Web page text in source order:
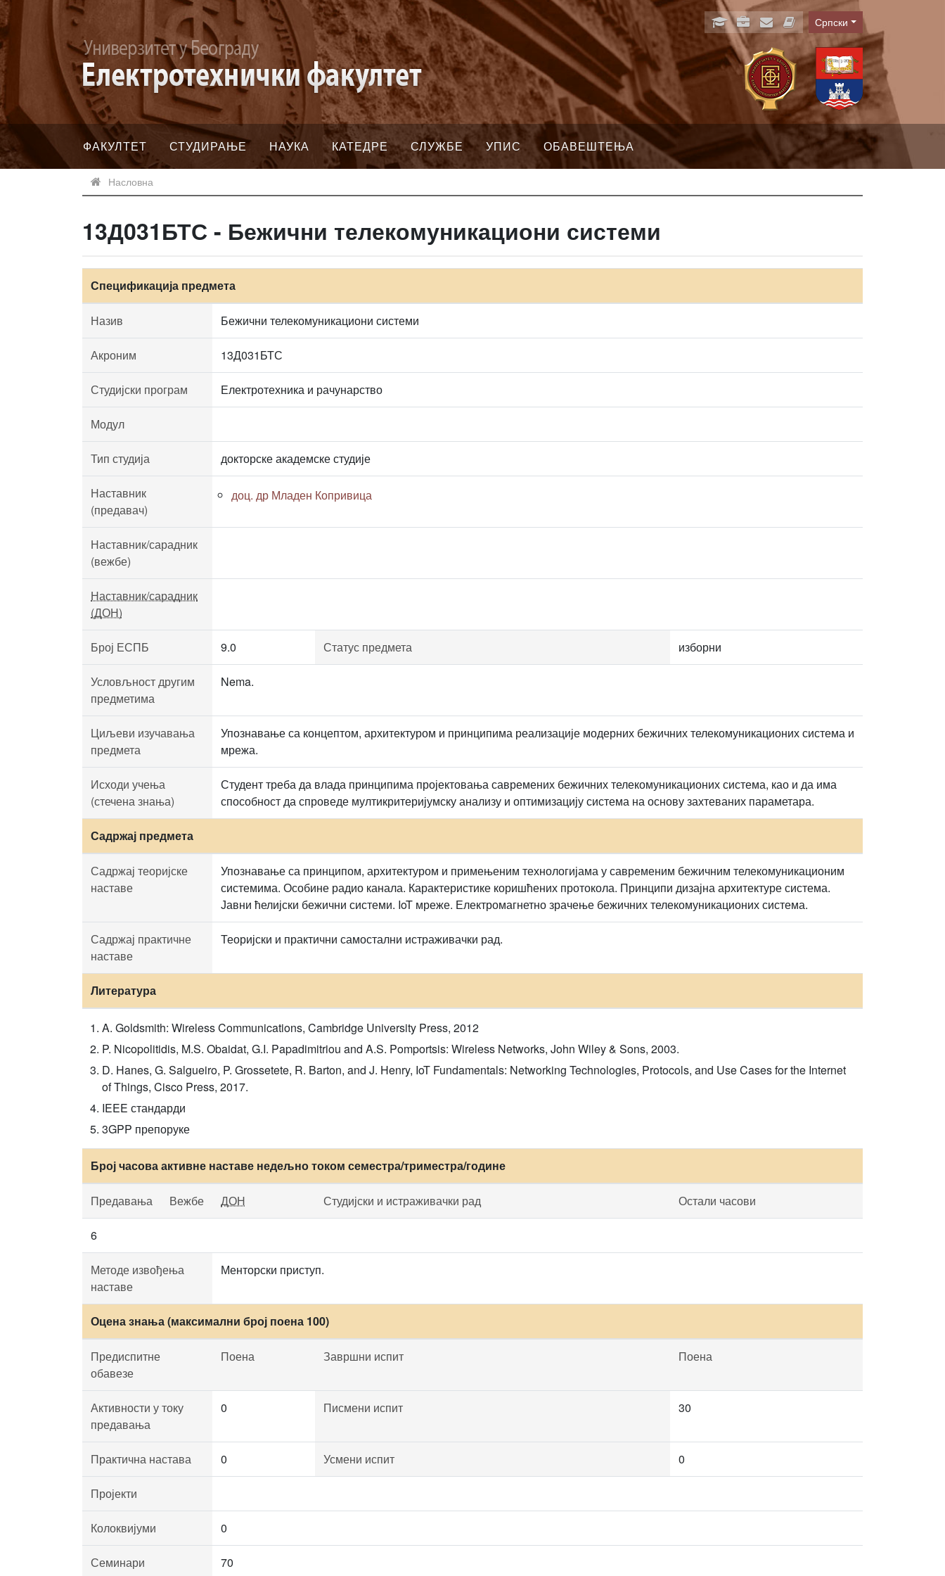
Language
Српски
ФАКУЛТЕТ СТУДИРАЊЕ НАУКА КАТЕДРЕ СЛУЖБЕ УПИС ОБАВЕШТЕЊА
Насловна
13Д031БТС - Бежични телекомуникациони системи
Спецификација предмета
Назив Бежични телекомуникациони системи
Акроним 13Д031БТС
Студијски програм Електротехника и рачунарство
Модул
Тип студија докторске академске студије
Наставник
(предавач)
доц. др Младен Копривица
Наставник/сарадник
(вежбе)
Наставник/сарадник
(ДОН)
Број ЕСПБ 9.0 Статус предмета изборни
Условљност другим
предметима
Nema.
Циљеви изучавања
предмета
Упознавање са концептом, архитектуром и принципима реализације модерних бежичних телекомуникационих система и
мрежа.
Исходи учења
(стечена знања)
Студент треба да влада принципима пројектовања савремених бежичних телекомуникационих система, као и да има
способност да спроведе мултикритеријумску анализу и оптимизацију система на основу захтеваних параметара.
Садржај предмета
Садржај теоријске
наставе
Упознавање са принципом, архитектуром и примењеним технологијама у савременим бежичним телекомуникационим
системима. Особине радио канала. Карактеристике коришћених протокола. Принципи дизајна архитектуре система.
Јавни ћелијски бежични системи. IoT мреже. Електромагнетно зрачење бежичних телекомуникационих система.
Садржај практичне
наставе
Теоријски и практични самостални истраживачки рад.
Литература
A. Goldsmith: Wireless Communications, Cambridge University Press, 2012
P. Nicopolitidis, M.S. Obaidat, G.I. Papadimitriou and A.S. Pomportsis: Wireless Networks, John Wiley & Sons, 2003.
D. Hanes, G. Salgueiro, P. Grossetete, R. Barton, and J. Henry, IoT Fundamentals: Networking Technologies, Protocols, and Use Cases for the Internet
of Things, Cisco Press, 2017.
IEEE стандарди
3GPP препоруке
Број часова активне наставе недељно током семестра/триместра/године
Предавања Вежбе ДОН Студијски и истраживачки рад Остали часови
6
Методе извођења
наставе
Менторски приступ.
Оцена знања (максимални број поена 100)
Предиспитне
обавезе
Поена Завршни испит Поена
Активности у току
предавања
0 Писмени испит 30
Практична настава 0 Усмени испит 0
Пројекти
Колоквијуми 0
Семинари 70